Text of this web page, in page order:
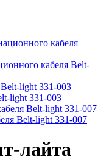
кабеля Belt-
light 331-003
Belt-light 331-007
лайта